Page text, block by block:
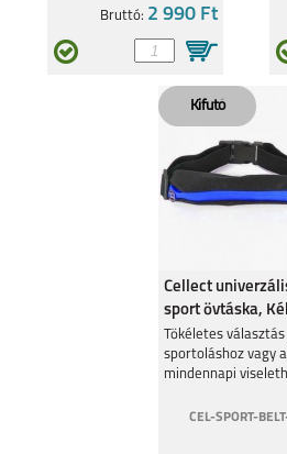
Bruttó: 2 990 Ft
Cellect
sport övtáska,
Tökéletes választás
sportoláshoz vagy
mindennapi
CEL-SPORT-